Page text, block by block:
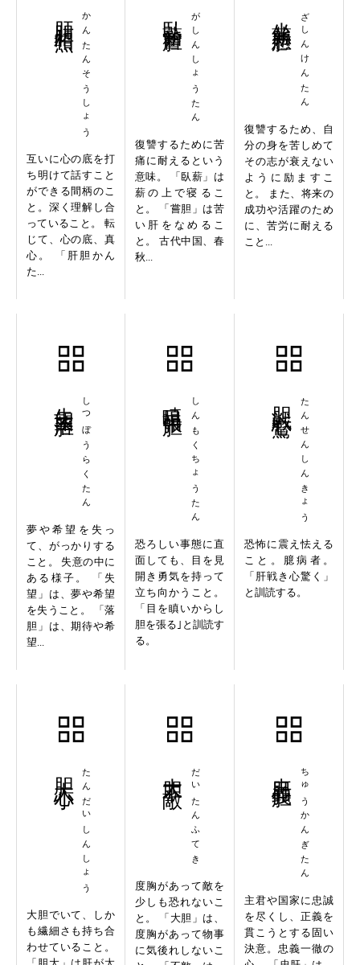
かんたんそうしょう
互いに心の底を打
ち明けて話すこと
ができる間柄のこ
と。深く理解し合
っていること。 転
じて、心の底、真
心。 「肝胆かん
た...
がしんしょうたん
復讐するために苦
痛に耐えるという
意味。 「臥薪」は
薪の上で寝るこ
と。 「嘗胆」は苦
い肝をなめるこ
と。 古代中国、春
秋...
ざしんけんたん
復讐するため、自
分の身を苦しめて
その志が衰えない
ように励ますこ
と。 また、将来の
成功や活躍のため
に、苦労に耐える
こと...
しつぼうらくたん
夢や希望を失っ
て、がっかりする
こと。 失意の中に
ある様子。 「失
望」は、夢や希望
を失うこと。 「落
胆」は、期待や希
望...
しんもくちょうたん
恐ろしい事態に直
面しても、目を見
開き勇気を持って
立ち向かうこと。
「目を瞋いからし
胆を張る｣と訓読す
る。
たんせんしんきょう
恐怖に震え怯える
こと。臆病者。
「肝戦き心驚く」
と訓読する。
たんだいしんしょう
大胆でいて、しか
も繊細さも持ち合
わせていること。
だいたんふてき
度胸があって敵を
少しも恐れないこ
と。 「大胆」は、
度胸があって物事
に気後れしないこ
ちゅうかんぎたん
主君や国家に忠誠
を尽くし、正義を
貫こうとする固い
決意。忠義一徹の